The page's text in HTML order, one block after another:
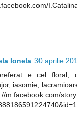
Ionela 30 aprilie
e cel floral,
iasomie,
m.facebook.com/